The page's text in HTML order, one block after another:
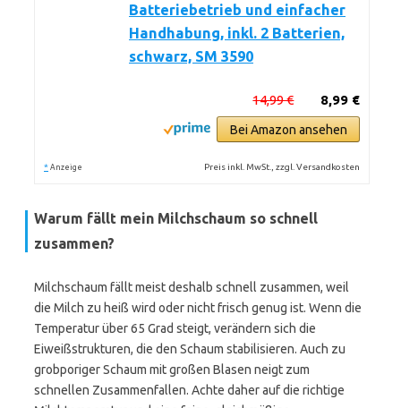
Batteriebetrieb und einfacher
Handhabung, inkl. 2 Batterien,
schwarz, SM 3590
8,99 €
14,99 €
Bei Amazon ansehen
* Anzeige Preis inkl. MwSt., zzgl. Versandkosten
Warum fällt mein Milchschaum so schnell
zusammen?
Milchschaum fällt meist deshalb schnell zusammen, weil
die Milch zu heiß wird oder nicht frisch genug ist. Wenn die
Temperatur über 65 Grad steigt, verändern sich die
Eiweißstrukturen, die den Schaum stabilisieren. Auch zu
grobporiger Schaum mit großen Blasen neigt zum
schnellen Zusammenfallen. Achte daher auf die richtige